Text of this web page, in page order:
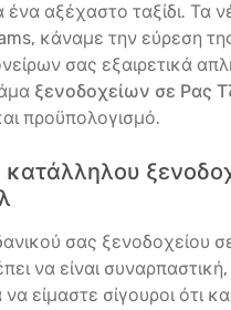
αξέχαστο ταξίδι. Τα
κάναμε την εύρεση
σας εξαιρετικά
ξενοδοχείων σε Ρας
προϋπολογισμό.
κατάλληλου
σας ξενοδοχείου
να είναι συναρπαστική,
να είμαστε σίγουροι ότι